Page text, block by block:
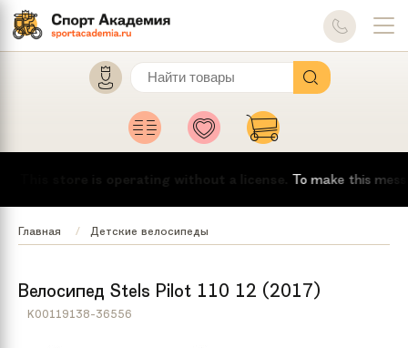
This store is operating without a license. To make this
Главная Детские велосипеды
Велосипед Stels Pilot 110 12 (2017)
K00119138-36556